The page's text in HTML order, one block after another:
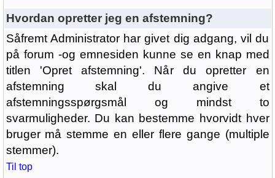
Hvordan opretter jeg en afstemning?
Såfremt Administrator har givet dig adgang, vil du
på forum -og emnesiden kunne se en knap med
titlen 'Opret afstemning'. Når du opretter en
afstemning skal du angive et
afstemningsspørgsmål og mindst to
svarmuligheder. Du kan bestemme hvorvidt hver
bruger må stemme en eller flere gange (multiple
stemmer).
Til top